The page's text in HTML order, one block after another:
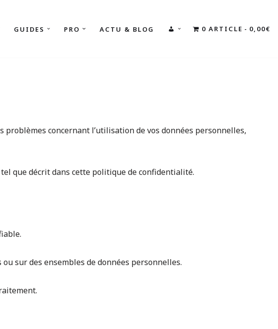
GUIDES PRO ACTU & BLOG
MON
0 ARTICLE 0,00€
problèmes concernant l’utilisation de vos données personnelles,
que décrit dans cette politique de confidentialité.
sur des ensembles de données personnelles.